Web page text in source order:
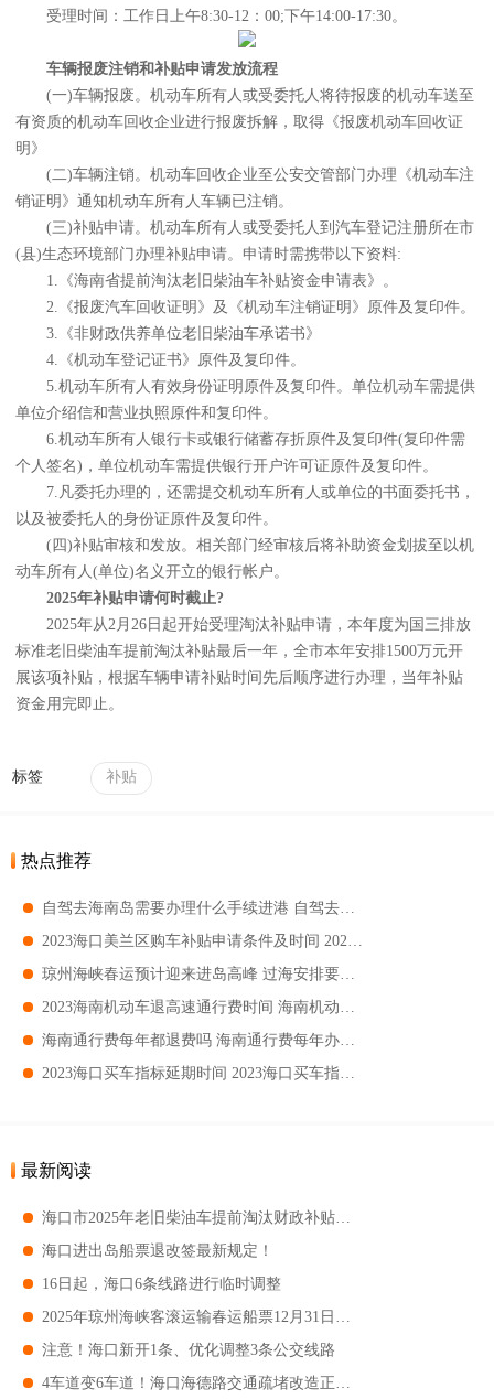
受理时间：工作日上午8:30-12：00;下午14:00-17:30。
车辆报废注销和补贴申请发放流程
(一)车辆报废。机动车所有人或受委托人将待报废的机动车送至
有资质的机动车回收企业进行报废拆解，取得《报废机动车回收证
明》
(二)车辆注销。机动车回收企业至公安交管部门办理《机动车注
销证明》通知机动车所有人车辆已注销。
(三)补贴申请。机动车所有人或受委托人到汽车登记注册所在市
(县)生态环境部门办理补贴申请。申请时需携带以下资料:
1.《海南省提前淘汰老旧柴油车补贴资金申请表》。
2.《报废汽车回收证明》及《机动车注销证明》原件及复印件。
3.《非财政供养单位老旧柴油车承诺书》
4.《机动车登记证书》原件及复印件。
5.机动车所有人有效身份证明原件及复印件。单位机动车需提供
单位介绍信和营业执照原件和复印件。
6.机动车所有人银行卡或银行储蓄存折原件及复印件(复印件需
个人签名)，单位机动车需提供银行开户许可证原件及复印件。
7.凡委托办理的，还需提交机动车所有人或单位的书面委托书，
以及被委托人的身份证原件及复印件。
(四)补贴审核和发放。相关部门经审核后将补助资金划拔至以机
动车所有人(单位)名义开立的银行帐户。
2025年补贴申请何时截止?
2025年从2月26日起开始受理淘汰补贴申请，本年度为国三排放
标准老旧柴油车提前淘汰补贴最后一年，全市本年安排1500万元开
展该项补贴，根据车辆申请补贴时间先后顺序进行办理，当年补贴
资金用完即止。
标签 补贴
热点推荐
最新阅读
海口进出岛船票退改签最新规定！
16日起，海口6条线路进行临时调整
注意！海口新开1条、优化调整3条公交线路